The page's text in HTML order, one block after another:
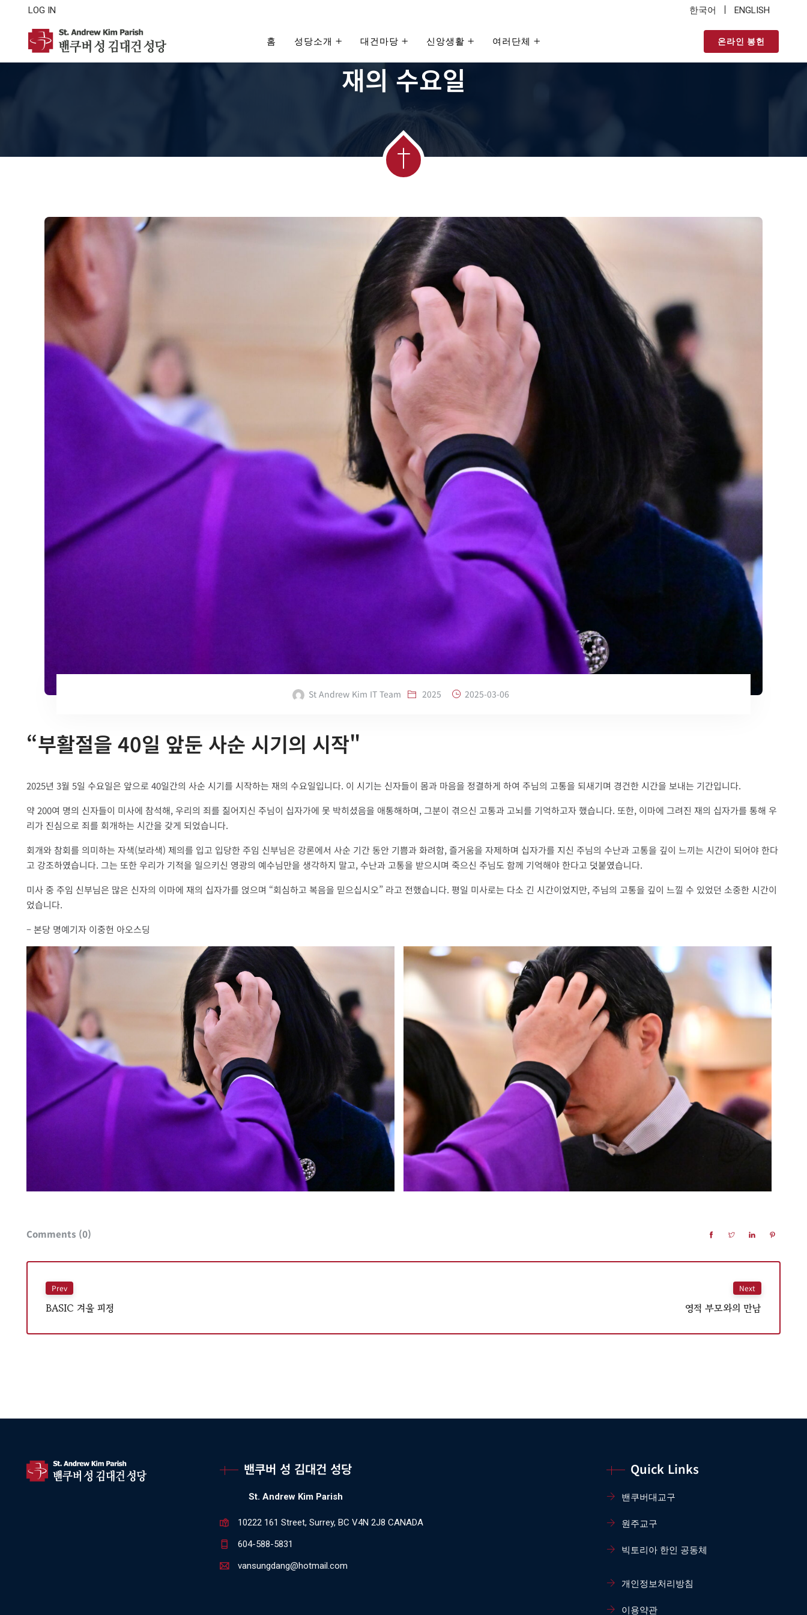
LOG IN 한국어 ENGLISH
홈 성당소개 대건마당 신앙생활 여러단체 온라인 봉헌
재의 수요일
St Andrew Kim IT Team 2025 2025-03-06
“부활절을 40일 앞둔 사순 시기의 시작"
2025년 3월 5일 수요일은 앞으로 40일간의 사순 시기를 시작하는 재의 수요일입니다. 이 시기는 신자들이 몸과 마음을 정결하게 하여 주님의 고통을 되새기며 경건한 시간을 보내는 기간입니다.
약 200여 명의 신자들이 미사에 참석해, 우리의 죄를 짊어지신 주님이 십자가에 못 박히셨음을 애통해하며, 그분이 겪으신 고통과 고뇌를 기억하고자 했습니다. 또한, 이마에 그려진 재의 십자가를 통해 우
리가 진심으로 죄를 회개하는 시간을 갖게 되었습니다.
회개와 참회를 의미하는 자색(보라색) 제의를 입고 입당한 주임 신부님은 강론에서 사순 기간 동안 기쁨과 화려함, 즐거움을 자제하며 십자가를 지신 주님의 수난과 고통을 깊이 느끼는 시간이 되어야 한다
고 강조하였습니다. 그는 또한 우리가 기적을 일으키신 영광의 예수님만을 생각하지 말고, 수난과 고통을 받으시며 죽으신 주님도 함께 기억해야 한다고 덧붙였습니다.
미사 중 주임 신부님은 많은 신자의 이마에 재의 십자가를 얹으며 “회심하고 복음을 믿으십시오” 라고 전했습니다. 평일 미사로는 다소 긴 시간이었지만, 주님의 고통을 깊이 느낄 수 있었던 소중한 시간이
었습니다.
– 본당 명예기자 이중헌 아오스딩
Comments (0)
Prev
BASIC 겨울 피정
Next
영적 부모와의 만남
밴쿠버 성 김대건 성당
St. Andrew Kim Parish
10222 161 Street, Surrey, BC V4N 2J8 CANADA
604-588-5831
vansungdang@hotmail.com
Quick Links
밴쿠버대교구
원주교구
빅토리아 한인 공동체
개인정보처리방침
이용약관